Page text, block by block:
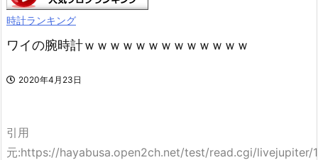
時計ランキング
ワイの腕時計ｗｗｗｗｗｗｗｗｗｗｗｗｗ
2020年4月23日
引用
元:https://hayabusa.open2ch.net/test/read.cgi/livejupiter/